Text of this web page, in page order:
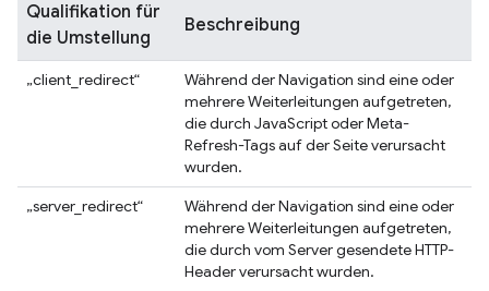
Qualifikation für
die Umstellung
Beschreibung
„client_redirect“
Während der Navigation sind eine oder
mehrere Weiterleitungen aufgetreten,
die durch JavaScript oder Meta-
Refresh-Tags auf der Seite verursacht
wurden.
„server_redirect“
Während der Navigation sind eine oder
mehrere Weiterleitungen aufgetreten,
die durch vom Server gesendete HTTP-
Header verursacht wurden.